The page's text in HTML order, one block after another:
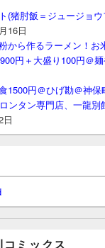
(猪肘飯＝ジュージョ
16日
から作るラーメン！お
円＋大盛り100円＠
1500円＠ひげ勘＠神保
ンタン専門店、一龍別
日
ミックス